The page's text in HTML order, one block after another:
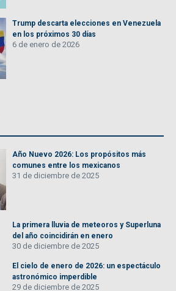
Trump descarta elecciones en Venezuela
en los próximos 30 días
6 de enero de 2026
Año Nuevo 2026: Los propósitos más
comunes entre los mexicanos
31 de diciembre de 2025
La primera lluvia de meteoros y Superluna
del año coincidirán en enero
30 de diciembre de 2025
El cielo de enero de 2026: un espectáculo
astronómico imperdible
29 de diciembre de 2025